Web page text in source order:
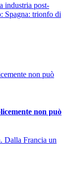
industria post-
Spagna: trionfo di
non può